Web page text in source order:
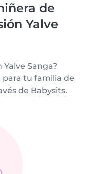
de
Yalve
Yalve Sanga?
tu familia de
de Babysits.